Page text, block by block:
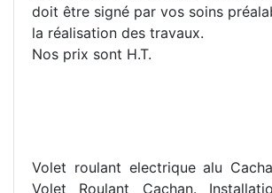
doit être signé par vos soins
la réalisation des travaux.
Nos prix sont H.T.
Volet roulant electrique alu
Volet Roulant Cachan.